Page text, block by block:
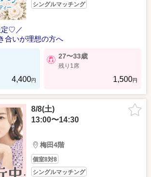
シングルマッチング
定♡／
合いが理想の方へ
4,400円
27〜33歳
残り1席
1,500円
8/8(土)
13:00〜14:30
梅田4階
個室8対8
シングルマッチング